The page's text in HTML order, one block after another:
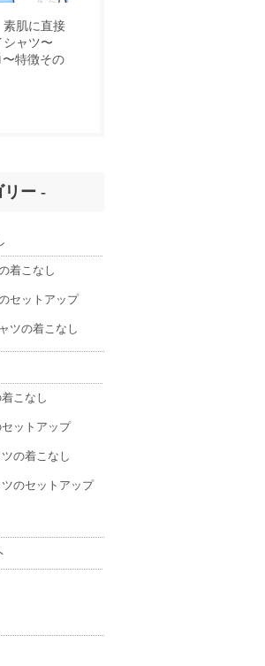
肌に直接
ャツ〜
特徴その
リー -
着こなし
セットアップ
ツの着こなし
こなし
ットアップ
の着こなし
のセットアップ